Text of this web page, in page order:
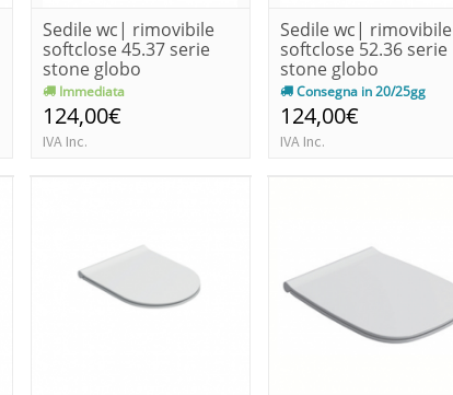
Sedile wc| rimovibile
softclose 45.37 serie
stone globo
Immediata
124,00€
IVA Inc.
Sedile wc| rimovibile
softclose 52.36 serie
stone globo
Consegna in 20/25gg
124,00€
IVA Inc.